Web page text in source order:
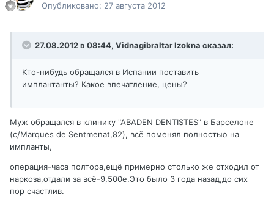
Опубликовано: 27 августа 2012
27.08.2012 в 08:44, Vidnagibraltar Izokna сказал:
Кто-нибудь обращался в Испании поставить
имплантанты? Какое впечатление, цены?
Муж обращался в клинику "АВADEN DENTISTES" в Барселоне
(c/Маrques de Sentmenat,82), всё поменял полностью на
импланты,
операция-часа полтора,ещё примерно столько же отходил от
наркоза,отдали за всё-9,500е.Это было 3 года назад,до сих
пор счастлив.